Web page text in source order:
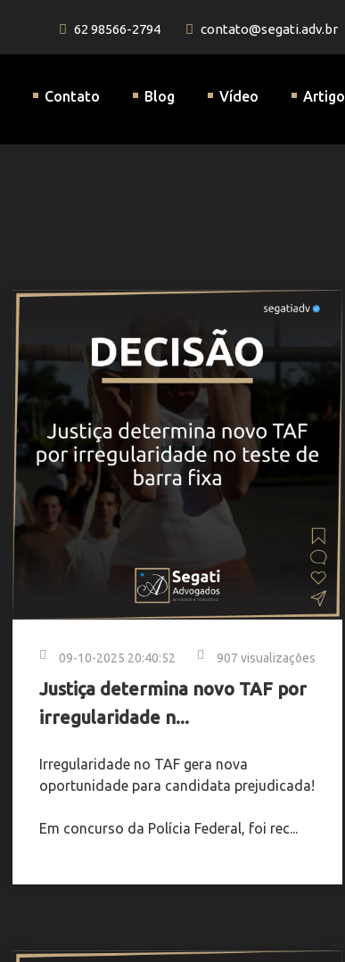
62 98566-2794 contato@segati.adv.br
Contato Blog Vídeo Artigo
09-10-2025 20:40:52 907 visualizações
Justiça determina novo TAF por
irregularidade n...
Irregularidade no TAF gera nova
oportunidade para candidata prejudicada!
Em concurso da Polícia Federal, foi rec...